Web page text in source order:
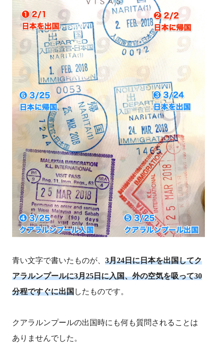
青い文字で書いたものが、 3月24日に日本を出国してク
アラルンプールに3月25日に入国、外の空気を吸って30
分程ですぐに出国したものです。
クアラルンプールの出国時にも何も質問されることは
ありませんでした。